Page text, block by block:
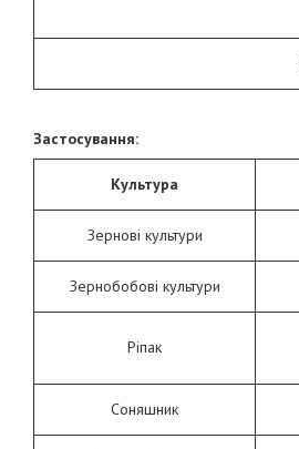
Застосування:
Культура
Зернові культури
Зернобобові культури
Ріпак
Соняшник